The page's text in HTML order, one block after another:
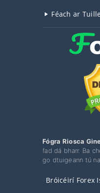
Féach ar
Fógra Riosca
fad dá bharr. Ba
go dtuigeann tú
Bróicéirí Forex